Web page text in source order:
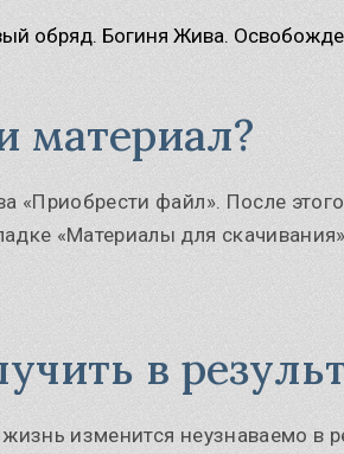
обряд. Богиня Жива.
материал?
«Приобрести файл». После
«Материалы для
в
изменится неузнаваемо в